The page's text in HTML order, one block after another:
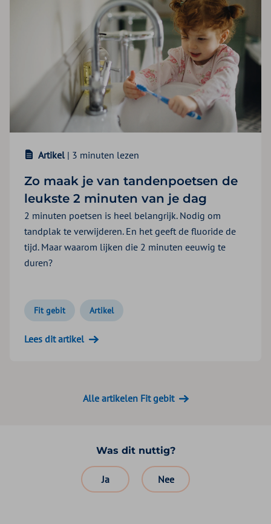
Artikel | 3 minuten lezen
Zo maak je van tandenpoetsen de
leukste 2 minuten van je dag
2 minuten poetsen is heel belangrijk. Nodig om
tandplak te verwijderen. En het geeft de fluoride de
tijd. Maar waarom lijken die 2 minuten eeuwig te
duren?
Fit gebit Artikel
Lees dit artikel
Alle artikelen Fit gebit
Was dit nuttig?
Ja Nee